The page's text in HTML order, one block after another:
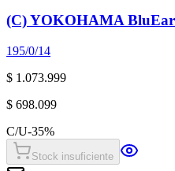
(C) YOKOHAMA
195/0/14
$ 1.073.999
$ 698.099
C/U-35%
Stock insuficiente